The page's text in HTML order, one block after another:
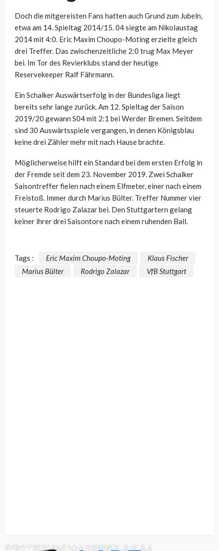
Doch die mitgereisten Fans hatten auch Grund zum Jubeln,
etwa am 14. Spieltag 2014/15. 04 siegte am Nikolaustag
2014 mit 4:0. Eric Maxim Choupo-Moting erzielte gleich
drei Treffer. Das zwischenzeitliche 2:0 trug Max Meyer
bei. Im Tor des Revierklubs stand der heutige
Reservekeeper Ralf Fährmann.
Ein Schalker Auswärtserfolg in der Bundesliga liegt
bereits sehr lange zurück. Am 12. Spieltag der Saison
2019/20 gewann S04 mit 2:1 bei Werder Bremen. Seitdem
sind 30 Auswärtsspiele vergangen, in denen Königsblau
keine drei Zähler mehr mit nach Hause brachte.
Möglicherweise hilft ein Standard bei dem ersten Erfolg in
der Fremde seit dem 23. November 2019. Zwei Schalker
Saisontreffer fielen nach einem Elfmeter, einer nach einem
Freistoß. Immer durch Marius Bülter. Treffer Nummer vier
steuerte Rodrigo Zalazar bei. Den Stuttgartern gelang
keiner ihrer drei Saisontore nach einem ruhenden Ball.
Tags : Eric Maxim Choupo-Moting
Klaus Fischer
Marius Bülter
Rodrigo Zalazar VfB Stuttgart